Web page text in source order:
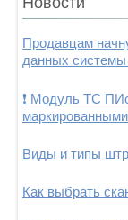
Продавцам
данных системы
❗ Модуль ТС
Виды и типы
Как выбрать